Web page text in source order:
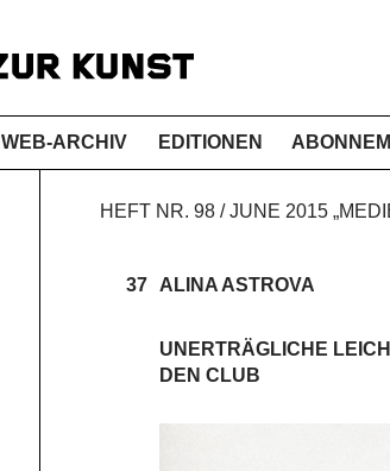
WEB-ARCHIV EDITIONEN
HEFT NR. 98 / JUNE 2015
37 ALINA ASTROVA
UNERTRÄGLICHE
DEN CLUB